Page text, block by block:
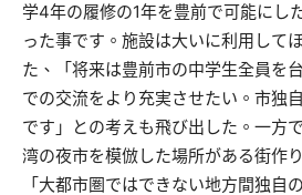
学4年の履修の1年を豊前で可能にし
った事です。施設は大いに利用して
た、「将来は豊前市の中学生全員を
での交流をより充実させたい。市独
です」との考えも飛び出した。一方
湾の夜市を模倣した場所がある街作
「大都市圏ではできない地方間独自